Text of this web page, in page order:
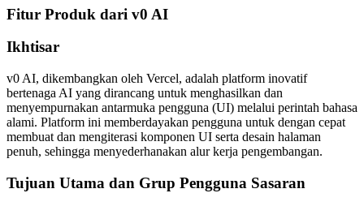
Fitur Produk dari v0 AI
Ikhtisar
v0 AI, dikembangkan oleh Vercel, adalah platform inovatif
bertenaga AI yang dirancang untuk menghasilkan dan
menyempurnakan antarmuka pengguna (UI) melalui perintah bahasa
alami. Platform ini memberdayakan pengguna untuk dengan cepat
membuat dan mengiterasi komponen UI serta desain halaman
penuh, sehingga menyederhanakan alur kerja pengembangan.
Tujuan Utama dan Grup Pengguna Sasaran